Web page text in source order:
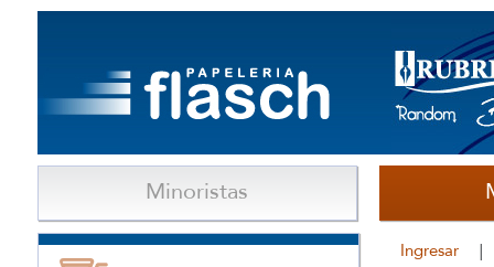
Minoristas
Ingresar